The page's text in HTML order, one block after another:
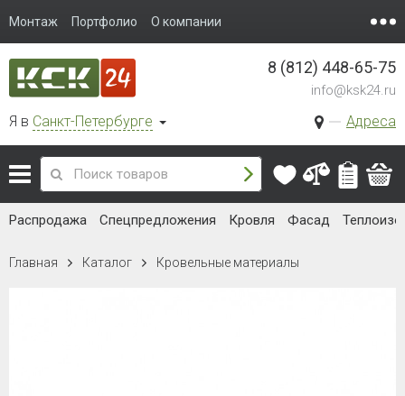
Монтаж Портфолио О компании
Я в Санкт-Петербурге Адреса
8 (812) 448-65-75
info@ksk24.ru
Распродажа Спецпредложения Кровля Фасад
Главная Каталог Кровельные материалы